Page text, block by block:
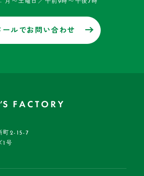
月〜土曜日／午前9時〜午後7時
ールでお問い合わせ
町2-15-7
1号